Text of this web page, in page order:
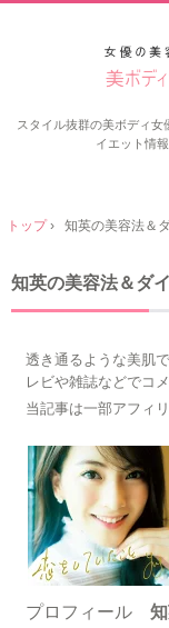
スタイル抜群の美ボディ
イエット情
トップ› 知英の美容法＆
知英の美容法＆ダ
透き通るような美肌
レビや雑誌などでコ
当記事は一部アフィ
プロフィール